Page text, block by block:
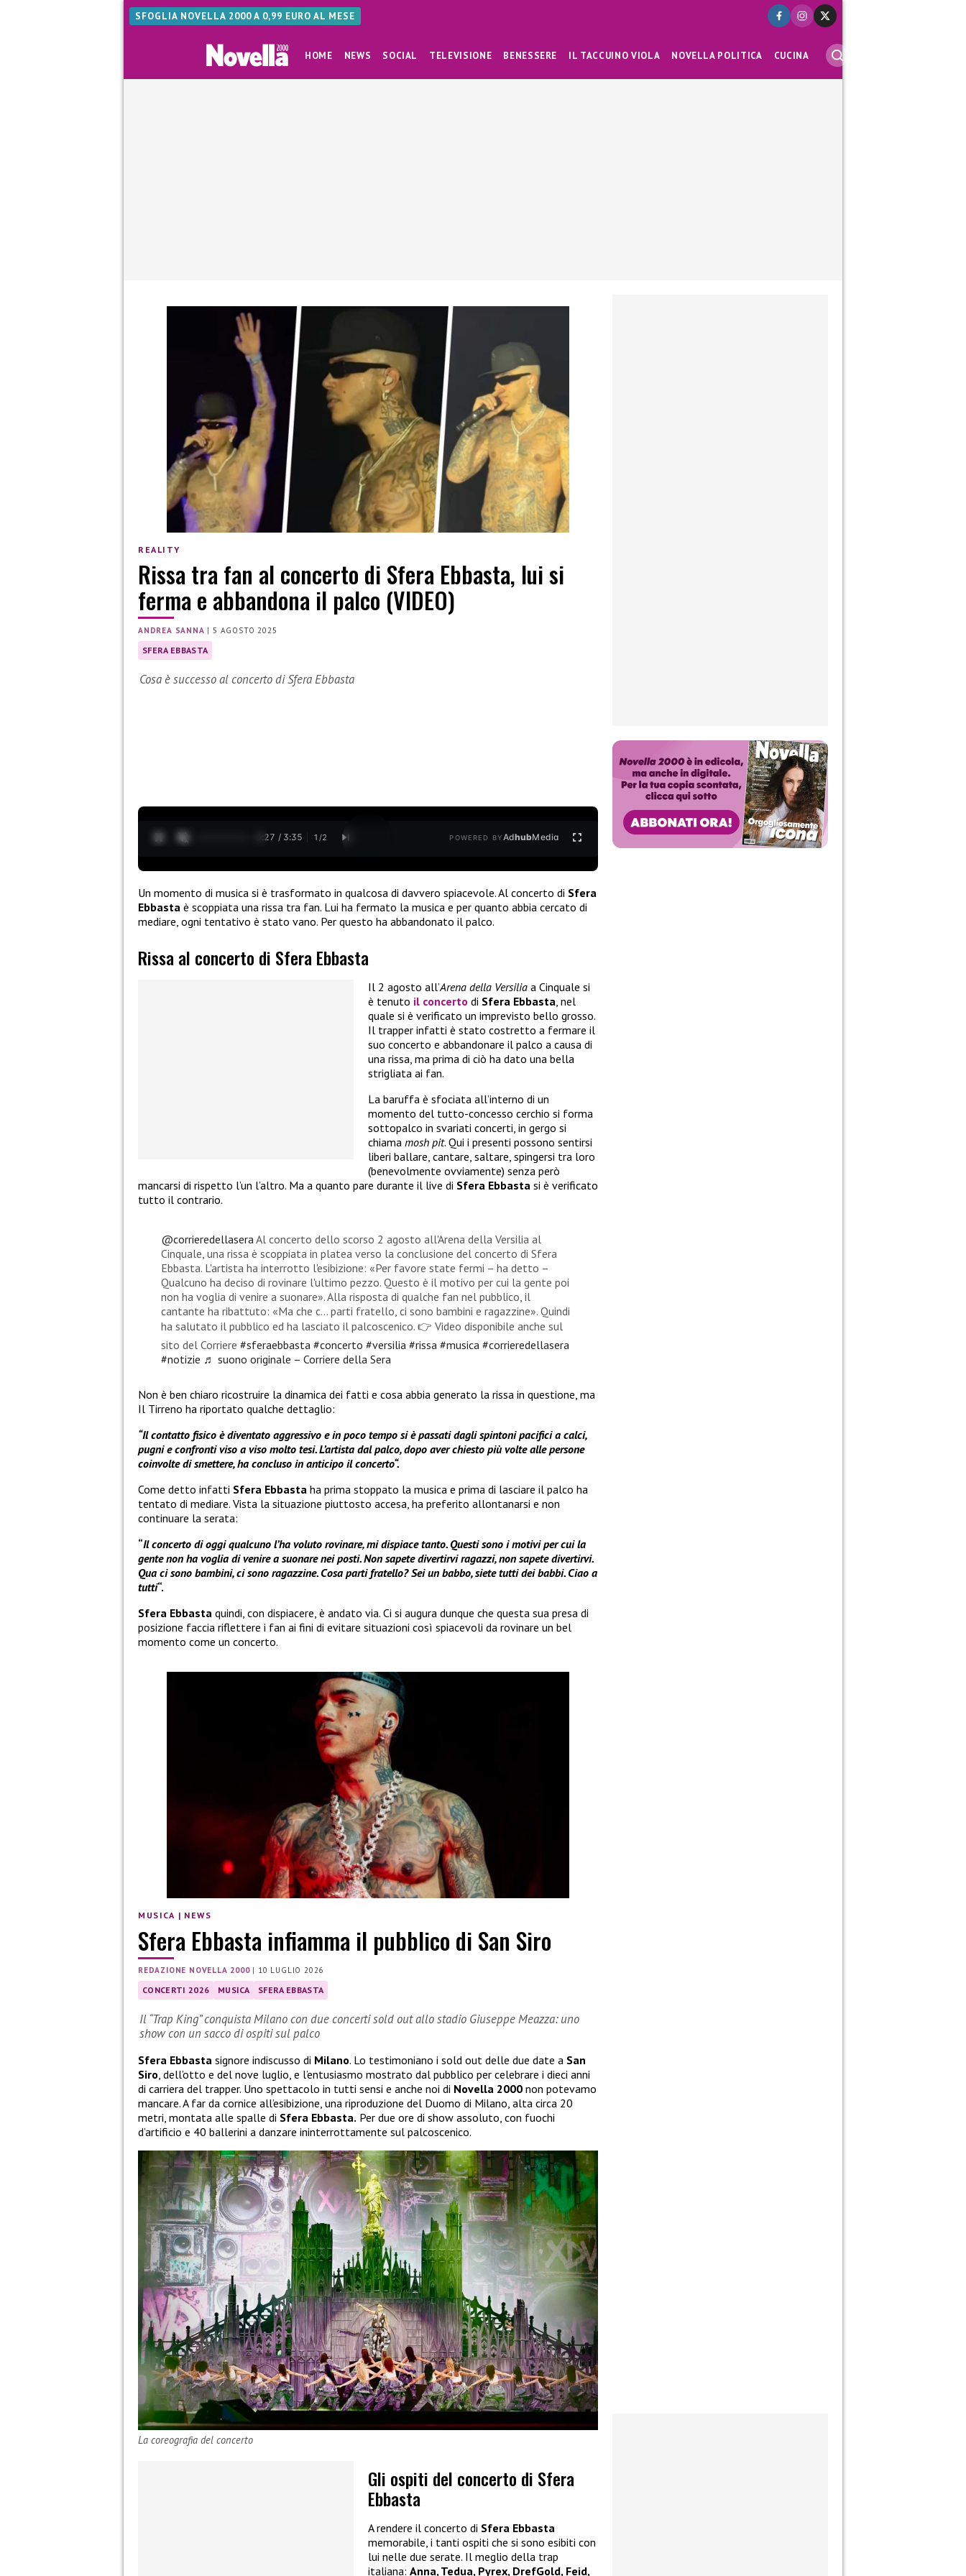
SFOGLIA NOVELLA 2000 A 0,99 EURO AL MESE
HOME NEWS SOCIAL TELEVISIONE BENESSERE IL TACCUINO VIOLA NOVELLA POLITICA CUCINA
REALITY
Rissa tra fan al concerto di Sfera Ebbasta, lui si
ferma e abbandona il palco (VIDEO)
ANDREA SANNA |5 AGOSTO 2025
SFERA EBBASTA
Cosa è successo al concerto di Sfera Ebbasta
0:28 / 3:35 1 /2 POWERED BYAdhubMedia
Un momento di musica si è trasformato in qualcosa di davvero spiacevole. Al concerto di Sfera
Ebbasta è scoppiata una rissa tra fan. Lui ha fermato la musica e per quanto abbia cercato di
mediare, ogni tentativo è stato vano. Per questo ha abbandonato il palco.
Rissa al concerto di Sfera Ebbasta
Il 2 agosto all’Arena della Versilia a Cinquale si
è tenuto il concerto di Sfera Ebbasta, nel
quale si è verificato un imprevisto bello grosso.
Il trapper infatti è stato costretto a fermare il
suo concerto e abbandonare il palco a causa di
una rissa, ma prima di ciò ha dato una bella
strigliata ai fan.
La baruffa è sfociata all’interno di un
momento del tutto-concesso cerchio si forma
sottopalco in svariati concerti, in gergo si
chiama mosh pit. Qui i presenti possono sentirsi
liberi ballare, cantare, saltare, spingersi tra loro
(benevolmente ovviamente) senza però
mancarsi di rispetto l’un l’altro. Ma a quanto pare durante il live di Sfera Ebbasta si è verificato
tutto il contrario.
@corrieredellaseraAl concerto dello scorso 2 agosto all'Arena della Versilia al
Cinquale, una rissa è scoppiata in platea verso la conclusione del concerto di Sfera
Ebbasta. L'artista ha interrotto l'esibizione: «Per favore state fermi – ha detto –
Qualcuno ha deciso di rovinare l'ultimo pezzo. Questo è il motivo per cui la gente poi
non ha voglia di venire a suonare». Alla risposta di qualche fan nel pubblico, il
cantante ha ribattuto: «Ma che c… parti fratello, ci sono bambini e ragazzine». Quindi
ha salutato il pubblico ed ha lasciato il palcoscenico. 👉 Video disponibile anche sul
sito del Corriere #sferaebbasta #concerto #versilia #rissa #musica #corrieredellasera
#notizie ♬ suono originale – Corriere della Sera
Non è ben chiaro ricostruire la dinamica dei fatti e cosa abbia generato la rissa in questione, ma
Il Tirreno ha riportato qualche dettaglio:
“Il contatto fisico è diventato aggressivo e in poco tempo si è passati dagli spintoni pacifici a calci,
pugni e confronti viso a viso molto tesi. L’artista dal palco, dopo aver chiesto più volte alle persone
coinvolte di smettere, ha concluso in anticipo il concerto“.
Come detto infatti Sfera Ebbasta ha prima stoppato la musica e prima di lasciare il palco ha
tentato di mediare. Vista la situazione piuttosto accesa, ha preferito allontanarsi e non
continuare la serata:
“Il concerto di oggi qualcuno l’ha voluto rovinare, mi dispiace tanto. Questi sono i motivi per cui la
gente non ha voglia di venire a suonare nei posti. Non sapete divertirvi ragazzi, non sapete divertirvi.
Qua ci sono bambini, ci sono ragazzine. Cosa parti fratello? Sei un babbo, siete tutti dei babbi. Ciao a
tutti“.
Sfera Ebbasta quindi, con dispiacere, è andato via. Ci si augura dunque che questa sua presa di
posizione faccia riflettere i fan ai fini di evitare situazioni così spiacevoli da rovinare un bel
momento come un concerto.
MUSICA | NEWS
Sfera Ebbasta infiamma il pubblico di San Siro
REDAZIONE NOVELLA 2000| 10 LUGLIO 2026
CONCERTI 2026 MUSICA SFERA EBBASTA
Il “Trap King” conquista Milano con due concerti sold out allo stadio Giuseppe Meazza: uno
show con un sacco di ospiti sul palco
Sfera Ebbasta signore indiscusso di Milano. Lo testimoniano i sold out delle due date a San
Siro, dell’otto e del nove luglio, e l’entusiasmo mostrato dal pubblico per celebrare i dieci anni
di carriera del trapper. Uno spettacolo in tutti sensi e anche noi di Novella 2000 non potevamo
mancare. A far da cornice all’esibizione, una riproduzione del Duomo di Milano, alta circa 20
metri, montata alle spalle di Sfera Ebbasta. Per due ore di show assoluto, con fuochi
d’artificio e 40 ballerini a danzare ininterrottamente sul palcoscenico.
La coreografia del concerto
Gli ospiti del concerto di Sfera
Ebbasta
A rendere il concerto di Sfera Ebbasta
memorabile, i tanti ospiti che si sono esibiti con
lui nelle due serate. Il meglio della trap
italiana: Anna, Tedua, Pyrex, DrefGold, Feid,